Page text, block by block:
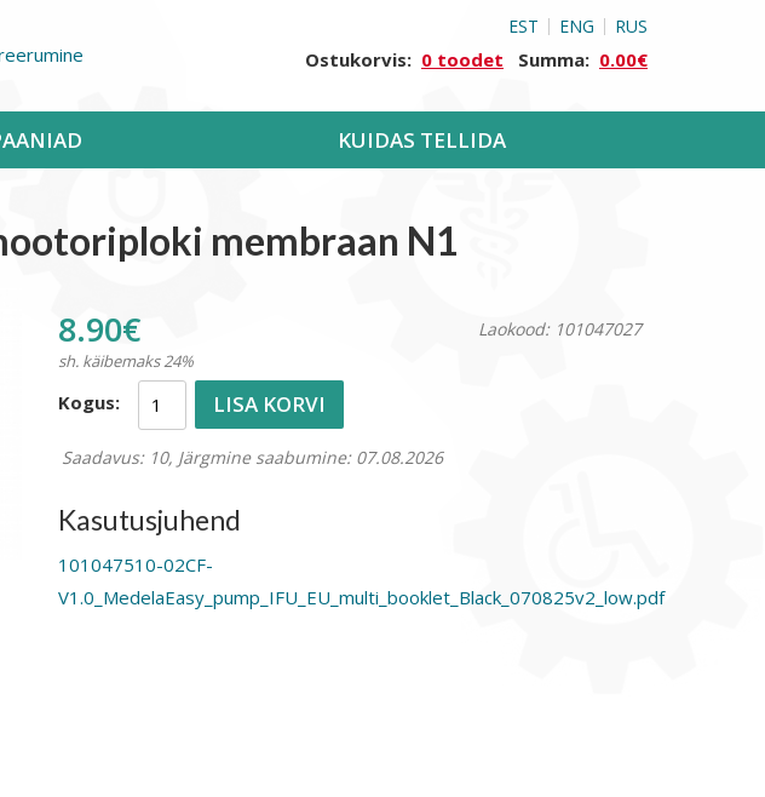
EST ENG RUS
Ostukorvis: 0 toodet Summa: 0.00€
KUIDAS TELLIDA
membraan N1
8.90€ Laokood: 101047027
sh. käibemaks 24%
Kogus: LISA KORVI
Saadavus: 10, Järgmine saabumine: 07.08.2026
Kasutusjuhend
101047510-02CF-
V1.0_MedelaEasy_pump_IFU_EU_multi_booklet_Black_070825v2_low.pdf